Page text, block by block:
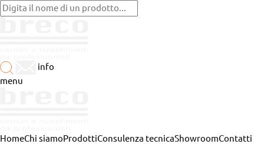
info
menu
HomeChi siamoProdottiConsulenza tecnicaShowroomContatti